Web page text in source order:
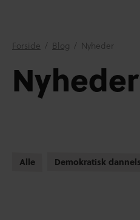
Forside / Blog / Nyheder
Nyheder
Alle Demokratisk